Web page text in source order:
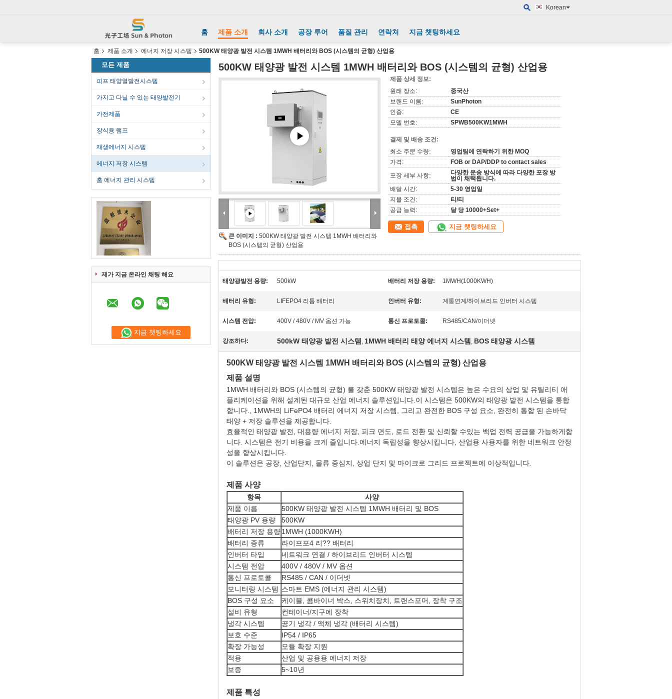
Korean
홈 제품 소개 회사 소개 공장 투어 품질 관리 연락처 지금 챗팅하세요
홈 제품 소개 에너지 저장 시스템 500KW 태양광 발전 시스템 1MWH 배터리와 BOS (시스템의 균형) 산업용
모든 제품
피프 태양열발전시스템
가지고 다닐 수 있는 태양발전기
가전제품
장식용 램프
재생에너지 시스템
에너지 저장 시스템
홈 에너지 관리 시스템
제가 지금 온라인 채팅 해요
지금 챗팅하세요
500KW 태양광 발전 시스템 1MWH 배터리와 BOS (시스템의 균형) 산업용
큰 이미지 : 500KW 태양광 발전 시스템 1MWH 배터리와
BOS (시스템의 균형) 산업용
제품 상세 정보:
원래 장소:
중국산
브랜드 이름:
SunPhoton
인증:
CE
모델 번호:
SPWB500KW1MWH
결제 및 배송 조건:
최소 주문 수량:
영업팀에 연락하기 위한 MOQ
가격:
FOB or DAP/DDP to contact sales
포장 세부 사항:
다양한 운송 방식에 따라 다양한 포장 방
법이 채택됩니다.
배달 시간:
5-30 영업일
지불 조건:
티/티
공급 능력:
달 당 10000+Set+
접촉 지금 챗팅하세요
태양광발전 용량: 500kW 배터리 저장 용량: 1MWH(1000KWH)
배터리 유형: LIFEPO4 리튬 배터리 인버터 유형: 계통연계/하이브리드 인버터 시스템
시스템 전압: 400V / 480V / MV 옵션 가능 통신 프로토콜: RS485/CAN/이더넷
강조하다: 500kW 태양광 발전 시스템 , 1MWH 배터리 태양 에너지 시스템 , BOS 태양광 시스템
500KW 태양광 발전 시스템 1MWH 배터리와 BOS (시스템의 균형) 산업용
제품 설명
1MWH 배터리와 BOS (시스템의 균형) 를 갖춘 500KW 태양광 발전 시스템은 높은 수요의 상업 및 유틸리티 애
플리케이션을 위해 설계된 대규모 산업 에너지 솔루션입니다.이 시스템은 500KW의 태양광 발전 시스템을 통합
합니다., 1MWH의 LiFePO4 배터리 에너지 저장 시스템, 그리고 완전한 BOS 구성 요소, 완전히 통합 된 손바닥
태양 + 저장 솔루션을 제공합니다.
효율적인 태양광 발전, 대용량 에너지 저장, 피크 면도, 로드 전환 및 신뢰할 수있는 백업 전력 공급을 가능하게합
니다. 시스템은 전기 비용을 크게 줄입니다.에너지 독립성을 향상시킵니다, 산업용 사용자를 위한 네트워크 안정
성을 향상시킵니다.
이 솔루션은 공장, 산업단지, 물류 중심지, 상업 단지 및 마이크로 그리드 프로젝트에 이상적입니다.
제품 사양
항목
사양
제품 이름
500KW 태양광 발전 시스템 1MWH 배터리 및 BOS
태양광 PV 용량
500KW
배터리 저장 용량1MWH (1000KWH)
배터리 종류
라이프포4 리?? 배터리
인버터 타입
네트워크 연결 / 하이브리드 인버터 시스템
시스템 전압
400V / 480V / MV 옵션
통신 프로토콜
RS485 / CAN / 이더넷
모니터링 시스템 스마트 EMS (에너지 관리 시스템)
BOS 구성 요소
케이블, 콤바이너 박스, 스위치장치, 트랜스포머, 장착 구조
설비 유형
컨테이너/지구에 장착
냉각 시스템
공기 냉각 / 액체 냉각 (배터리 시스템)
보호 수준
IP54 / IP65
확장 가능성
모듈 확장 지원
적용
산업 및 공용용 에너지 저장
보증
5~10년
제품 특성